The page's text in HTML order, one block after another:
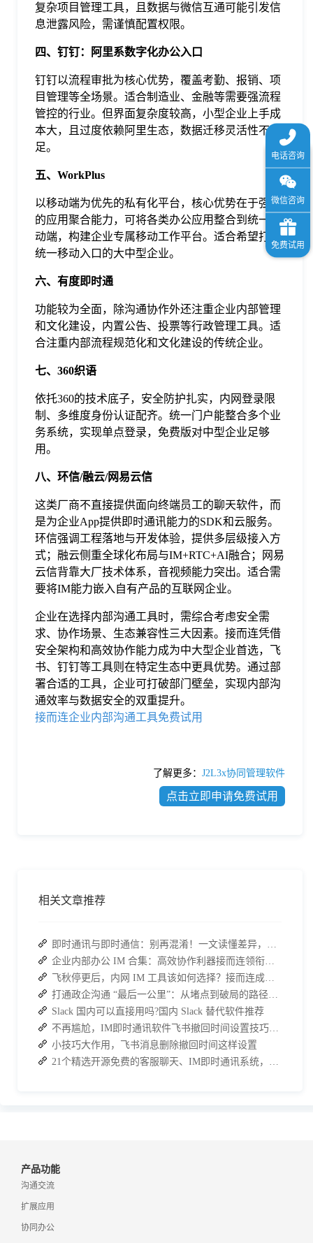
复杂项目管理工具，且数据与微信互通可能引发信
息泄露风险，需谨慎配置权限。
四、钉钉：阿里系数字化办公入口
钉钉以流程审批为核心优势，覆盖考勤、报销、项
目管理等全场景。适合制造业、金融等需要强流程
管控的行业。但界面复杂度较高，小型企业上手成
本大，且过度依赖阿里生态，数据迁移灵活性不
足。
五、WorkPlus
以移动端为优先的私有化平台，核心优势在于强大
的应用聚合能力，可将各类办公应用整合到统一移
动端，构建企业专属移动工作平台。适合希望打造
统一移动入口的大中型企业。
六、有度即时通
功能较为全面，除沟通协作外还注重企业内部管理
和文化建设，内置公告、投票等行政管理工具。适
合注重内部流程规范化和文化建设的传统企业。
七、360织语
依托360的技术底子，安全防护扎实，内网登录限
制、多维度身份认证配齐。统一门户能整合多个业
务系统，实现单点登录，免费版对中型企业足够
用。
八、环信/融云/网易云信
这类厂商不直接提供面向终端员工的聊天软件，而
是为企业App提供即时通讯能力的SDK和云服务。
环信强调工程落地与开发体验，提供多层级接入方
式；融云侧重全球化布局与IM+RTC+AI融合；网易
云信背靠大厂技术体系，音视频能力突出。适合需
要将IM能力嵌入自有产品的互联网企业。
企业在选择内部沟通工具时，需综合考虑安全需
求、协作场景、生态兼容性三大因素。接而连凭借
安全架构和高效协作能力成为中大型企业首选，飞
书、钉钉等工具则在特定生态中更具优势。通过部
署合适的工具，企业可打破部门壁垒，实现内部沟
通效率与数据安全的双重提升。
接而连企业内部沟通工具免费试用
了解更多： J2L3x协同管理软件
点击立即申请免费试用
相关文章推荐
Slack 国内可以直接用吗?国内 Slack 替代软件推荐
小技巧大作用，飞书消息删除撤回时间这样设置
产品功能
沟通交流
扩展应用
协同办公